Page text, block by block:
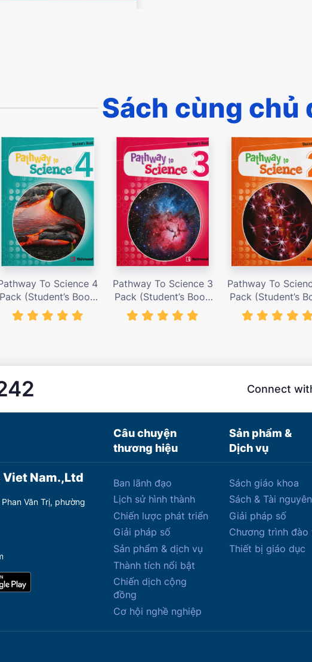
Sách cùng chủ
To Science 4
Pack (Student’s Book
with Activity Cards) –
Giá bán 419,000 vnđ
Pathway To Science 3
Pack (Student’s Book
with Activity Cards) –
Giá bán 419,000 vnđ
Pathway To
Pack (Student’s
with Activity
Giá bán 419,000
Connect
Câu chuyện
thương hiệu
Sản phẩm &
Dịch vụ
Nam.,Ltd
Văn Trị, phường
Ban lãnh đạo
Lịch sử hình thành
Chiến lược phát triển
Giải pháp số
Sản phẩm & dịch vụ
Thành tích nổi bật
Chiến dịch cộng
đồng
Cơ hội nghề nghiệp
Sách giáo khoa
Sách & Tài nguyên
Giải pháp số
Chương trình đào
Thiết bị giáo dục